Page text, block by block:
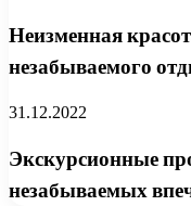
Неизменная
незабываемого
31.12.2022
Экскурсионные
незабываемых